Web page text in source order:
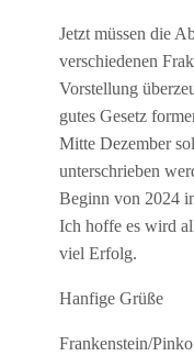
Jetzt müssen die
verschiedenen
Vorstellung
gutes Gesetz
Mitte Dezember
unterschrieben
Beginn von 2024
Ich hoffe es wird
viel Erfolg.
Hanfige Grüße
Frankenstein/Pinko